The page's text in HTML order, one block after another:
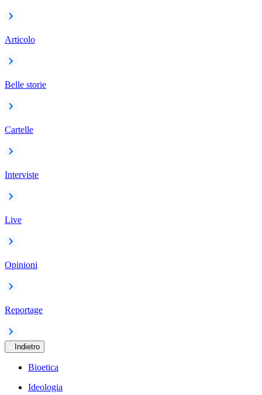
Articolo
Belle storie
Cartelle
Interviste
Live
Opinioni
Reportage
Indietro
Bioetica
Ideologia